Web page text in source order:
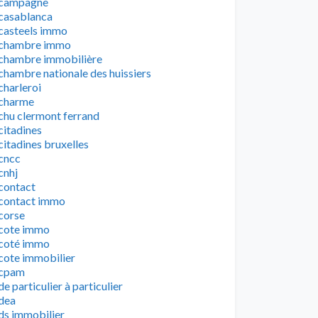
immo
immo
immobilière
nationale des huissiers
clermont ferrand
bruxelles
immo
immo
immo
immobilier
particulier à particulier
immobilier